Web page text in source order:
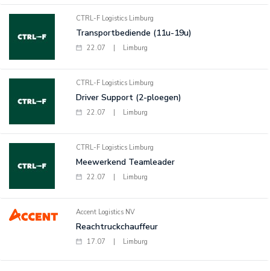
CTRL-F Logistics Limburg
Transportbediende (11u-19u)
22.07 Limburg
CTRL-F Logistics Limburg
Driver Support (2-ploegen)
22.07 Limburg
CTRL-F Logistics Limburg
Meewerkend Teamleader
22.07 Limburg
Accent Logistics NV
Reachtruckchauffeur
17.07 Limburg